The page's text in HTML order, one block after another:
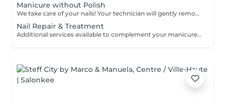
Manicure without Polish
We take care of your nails! Your technician will gently remove dead skin cells, shape and file your nails, and buff the outer surface for a smooth, natural finish. Our masters offer edged, hardware, or combined manicures, depending on your preferences. How is a manicure without polish done? - rough skin is gently removed - the shape of the nail plate is delicately corrected - the cuticle and side ridges are carefully tidied up - cuticle oil and hand cream are applied to nourish and hydrate Age restrictions: recommended from 14 years and up. Post procedure recommendations: no special post-care needed for this treatment. Frequency: once every 3 weeks.
Nail Repair & Treatment
Additional services available to complement your manicure or as standalone treatments. Nail Repair per nail (during service) Minor repair of a single nail (small crack, local damage or broken nail). This option can be added multiple times if more than one nail requires repair. Charged at 3€ per nail for Manicure with Gel Polish services. Nail Repair per nail (walk-in) Repair of one nail without manicure or polish application. Suitable for clients booking a repair only. Onycholysis Treatment per nail Targeted care for nails affected by onycholysis. Performed without polish to support healthy nail recovery. IBX Nail Repair System Professional nail treatment designed to strengthen and restore natural nails. Can be booked alone or combined with gel removal for deeper repair. Gel Polish Removal Gentle and careful removal of gel polish.